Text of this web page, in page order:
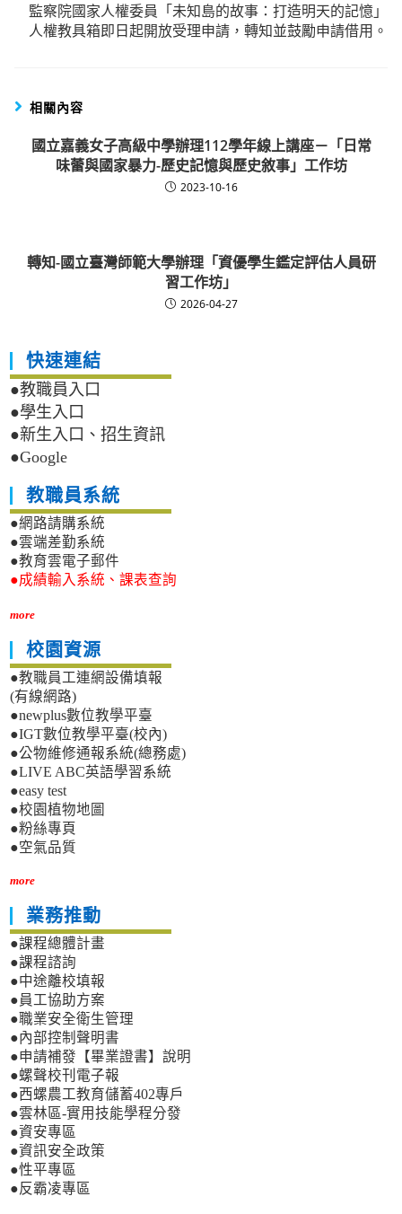
監察院國家人權委員「未知島的故事：打造明天的記憶」
人權教具箱即日起開放受理申請，轉知並鼓勵申請借用。
相關內容
國立嘉義女子高級中學辦理112學年線上講座－「日常
味蕾與國家暴力-歷史記憶與歷史敘事」工作坊
2023-10-16
轉知-國立臺灣師範大學辦理「資優學生鑑定評估人員研
習工作坊」
2026-04-27
快速連結
●教職員入口
●學生入口
●新生入口、招生資訊
●Google
教職員系統
●網路請購系統
●雲端差勤系統
●教育雲電子郵件
●成績輸入系統、課表查詢
more
校園資源
●教職員工連網設備填報
(有線網路)
●newplus數位教學平臺
●IGT數位教學平臺(校內)
●公物維修通報系統(總務處)
●LIVE ABC英語學習系統
●easy test
●校園植物地圖
●粉絲專頁
●空氣品質
more
業務推動
●課程總體計畫
●課程諮詢
●中途離校填報
●員工協助方案
●職業安全衛生管理
●內部控制聲明書
●申請補發【畢業證書】說明
●螺聲校刊電子報
●西螺農工教育儲蓄402專戶
●雲林區-實用技能學程分發
●資安專區
●資訊安全政策
●性平專區
●反霸凌專區